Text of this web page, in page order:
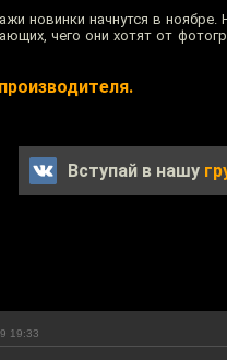
новинки начнутся в
чего они хотят от
Вступай в нашу
19:33